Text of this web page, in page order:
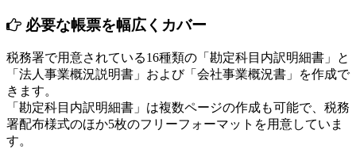
必要な帳票を幅広くカバー
税務署で用意されている16種類の「勘定科目内訳明細書」と
「法人事業概況説明書」および「会社事業概況書」を作成で
きます。
「勘定科目内訳明細書」は複数ページの作成も可能で、税務
署配布様式のほか5枚のフリーフォーマットを用意していま
す。